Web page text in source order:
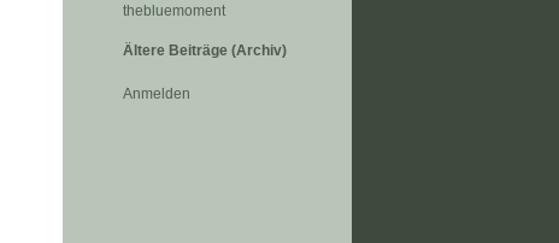
thebluemoment
Ältere Beiträge (Archiv)
Anmelden